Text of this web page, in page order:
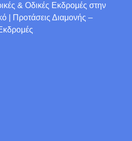
& Οδικές Εκδρομές στην
| Προτάσεις Διαμονής –